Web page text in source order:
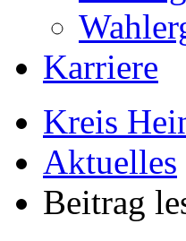
Karriere
Kreis
Aktuelles
Beitrag